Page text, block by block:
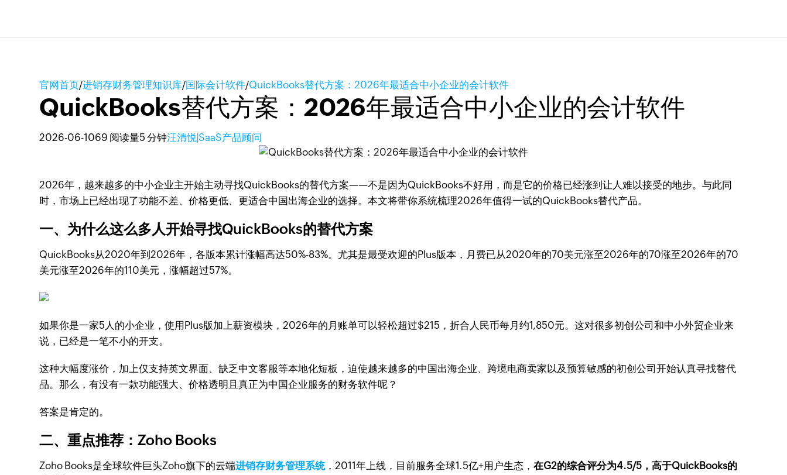
官网首页/进销存财务管理知识库/国际会计软件/QuickBooks替代方案：2026年最适合中小企业的会计软件
QuickBooks替代方案：2026年最适合中小企业的会计软件
2026-06-1069 阅读量5 分钟汪清悦|SaaS产品顾问
2026年，越来越多的中小企业主开始主动寻找QuickBooks的替代方案——不是因为QuickBooks不好用，而是它的价格已经涨到让人难以接受的地步。与此同
时，市场上已经出现了功能不差、价格更低、更适合中国出海企业的选择。本文将带你系统梳理2026年值得一试的QuickBooks替代产品。
一、为什么这么多人开始寻找QuickBooks的替代方案
QuickBooks从2020年到2026年，各版本累计涨幅高达50%-83%。尤其是最受欢迎的Plus版本，月费已从2020年的70美元涨至2026年的70涨至2026年的70
美元涨至2026年的110美元，涨幅超过57%。
如果你是一家5人的小企业，使用Plus版加上薪资模块，2026年的月账单可以轻松超过$215，折合人民币每月约1,850元。这对很多初创公司和中小外贸企业来
说，已经是一笔不小的开支。
这种大幅度涨价，加上仅支持英文界面、缺乏中文客服等本地化短板，迫使越来越多的中国出海企业、跨境电商卖家以及预算敏感的初创公司开始认真寻找替代
品。那么，有没有一款功能强大、价格透明且真正为中国企业服务的财务软件呢？
答案是肯定的。
二、重点推荐：Zoho Books
Zoho Books是全球软件巨头Zoho旗下的云端进销存财务管理系统，2011年上线，目前服务全球1.5亿+用户生态，在G2的综合评分为4.5/5，高于QuickBooks的